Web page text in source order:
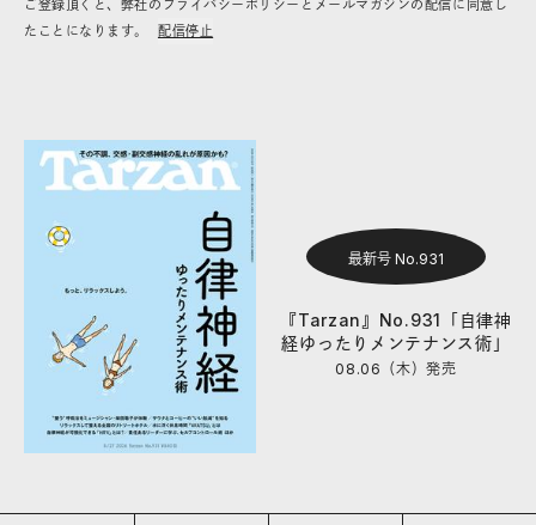
ご登録頂くと、弊社のプライバシーポリシーとメールマガジンの配信に同意し
たことになります。
配信停止
最新号 No.931
『Tarzan』No.931「自律神
経ゆったりメンテナンス術」
08.06（木）発売